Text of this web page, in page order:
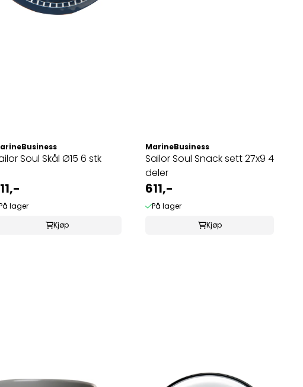
Soul Skål Ø15 6 stk
lager
Kjøp
MarineBusiness
Sailor Soul Snack sett 27x9 4
deler
611,-
På lager
Kjøp